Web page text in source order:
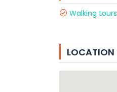
Walking tours
LOCATION